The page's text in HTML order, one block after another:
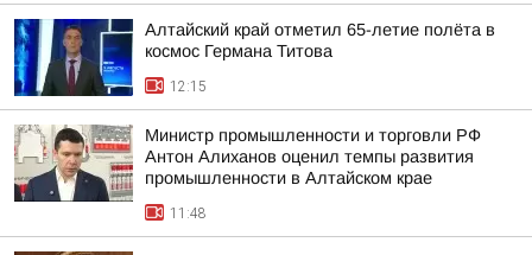
Алтайский край отметил 65-летие полёта в
космос Германа Титова
12:15
Министр промышленности и торговли РФ
Антон Алиханов оценил темпы развития
промышленности в Алтайском крае
11:48